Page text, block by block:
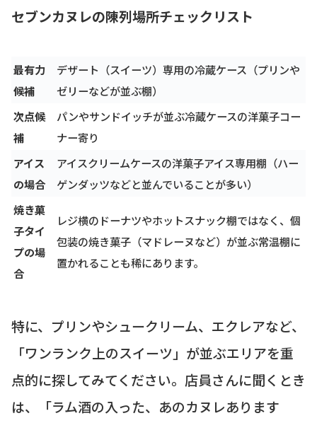
セブンカヌレの陳列場所チェックリスト
最有力
候補
デザート（スイーツ）専用の冷蔵ケース（プリンや
ゼリーなどが並ぶ棚）
次点候
補
パンやサンドイッチが並ぶ冷蔵ケースの洋菓子コー
ナー寄り
アイス
の場合
アイスクリームケースの洋菓子アイス専用棚（ハー
ゲンダッツなどと並んでいることが多い）
焼き菓
子タイ
プの場
合
レジ横のドーナツやホットスナック棚ではなく、個
包装の焼き菓子（マドレーヌなど）が並ぶ常温棚に
置かれることも稀にあります。
特に、プリンやシュークリーム、エクレアなど、
「ワンランク上のスイーツ」が並ぶエリアを重
点的に探してみてください。店員さんに聞くとき
は、「ラム酒の入った、あのカヌレあります